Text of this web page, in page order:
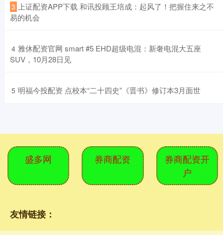
3 ​上证配资APP下载 和讯投顾王培成：起风了！把握住来之不
易的机会
4 ​雅休配资官网 smart #5 EHD超级电混：新奢电混大五座
SUV，10月28日见
5 ​明福今投配资 点校本“二十四史”《晋书》修订本3月面世
盛多网 券商配资
券商配资开
户
友情链接：